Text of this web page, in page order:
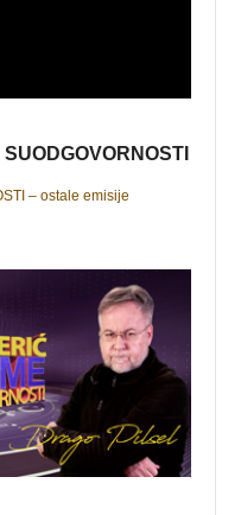
– ostale emisije